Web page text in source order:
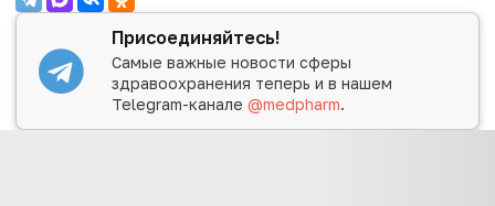
Присоединяйтесь!
Самые важные новости сферы
здравоохранения теперь и в нашем
Telegram-канале@medpharm.